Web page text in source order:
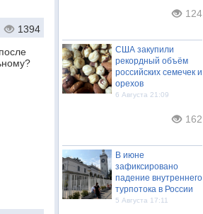
1394
124
США закупили
рекордный объём
российских семечек и
орехов
6 Августа 21:09
162
В июне
зафиксировано
падение внутреннего
турпотока в России
5 Августа 17:11